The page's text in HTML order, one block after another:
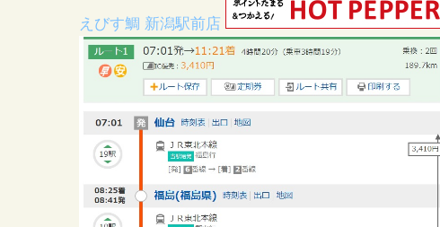
えびす鯛 新潟駅前店